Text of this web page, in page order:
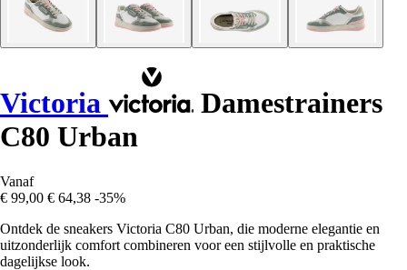
Victoria
Damestrainers
C80 Urban
Vanaf
€ 99,00 € 64,38 -35%
Ontdek de sneakers Victoria C80 Urban, die moderne elegantie en
uitzonderlijk comfort combineren voor een stijlvolle en praktische
dagelijkse look.